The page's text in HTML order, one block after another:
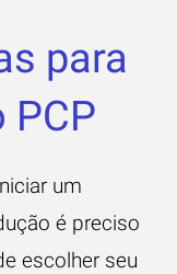
para
PCP
um
é preciso
escolher seu